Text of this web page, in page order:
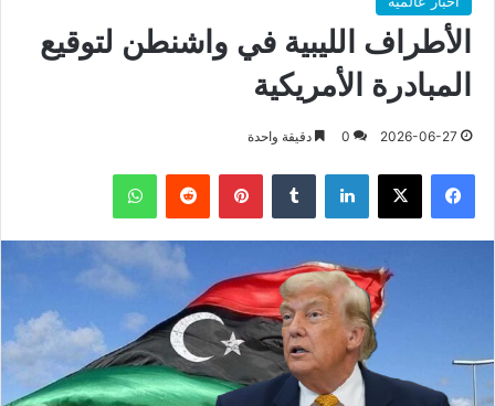
الأطراف الليبية في واشنطن لتوقيع
المبادرة الأمريكية
2026-06-27
0 دقيقة واحدة
فيسبوك X لينكدإن بينتيريست واتساب